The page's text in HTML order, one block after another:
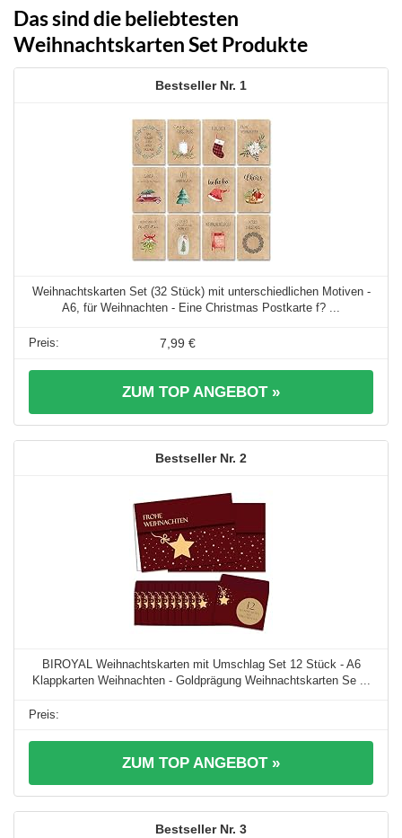
Das sind die beliebtesten
Weihnachtskarten Set Produkte
1
Weihnachtskarten Set (32 Stück) mit unterschiedlichen Motiven -
A6, für Weihnachten - Eine Christmas Postkarte f? ...
7,99 €
ZUM TOP ANGEBOT »
2
BIROYAL Weihnachtskarten mit Umschlag Set 12 Stück - A6
Klappkarten Weihnachten - Goldprägung Weihnachtskarten Se ...
ZUM TOP ANGEBOT »
3